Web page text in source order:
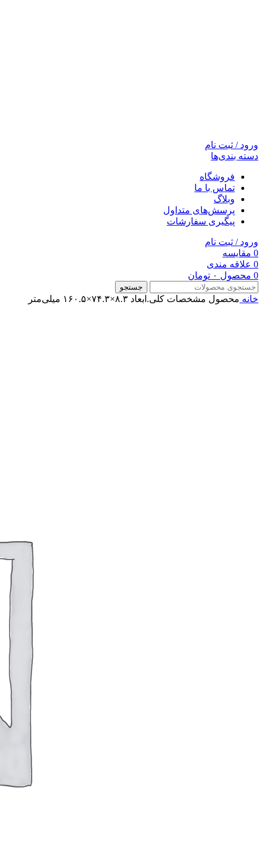
ورود / ثبت نام
دسته بندی‌ها
فروشگاه
تماس با ما
وبلاگ
پرسش‌های متداول
پیگیری سفارشات
ورود / ثبت نام
0 مقایسه
0 علاقه مندی
0 محصول ۰ تومان
جستجو
خانه محصول مشخصات کلی.ابعاد ۸.۳×۷۴.۳×۱۶۰.۵ میلی‌متر